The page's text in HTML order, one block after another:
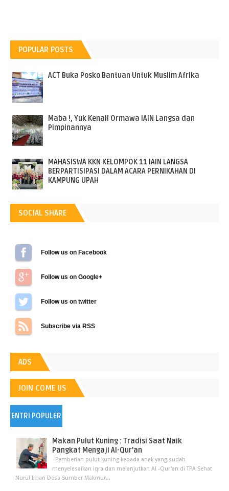
POPULAR POSTS
ACT Buka Posko Bantuan Untuk Muslim Afrika
Maba !, Yuk Kenali Ormawa IAIN Langsa dan
Pimpinannya
MAHASISWA KKN KELOMPOK 11 IAIN LANGSA
BERPARTISIPASI DALAM ACARA PERNIKAHAN DI
KAMPUNG UPAH
SOCIAL SHARE
Follow us on Facebook
Follow us on Google+
Follow us on Twitter
Subscribe via RSS
ADS
JOIN COME US
ENTRI POPULER
Makan Pulut Kuning : Tradisi Saat Naik
Pangkat Mengaji Al-Qur’an
Pemberian pulut kuning kepada anak yang sudah
menyelesaikan iqra dan melanjutkan Al -Qur'an di TPA Sehat
Nurul Iman Desa Sumber Makmur...